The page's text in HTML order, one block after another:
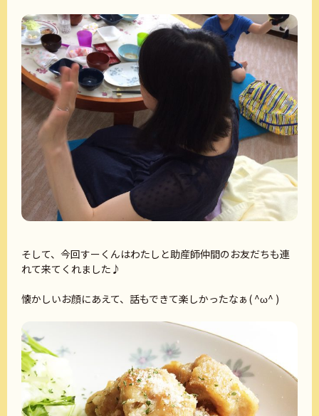
そして、今回すーくんはわたしと助産師仲間のお友だちも連
れて来てくれました♪
懐かしいお顔にあえて、話もできて楽しかったなぁ( ^ω^ )